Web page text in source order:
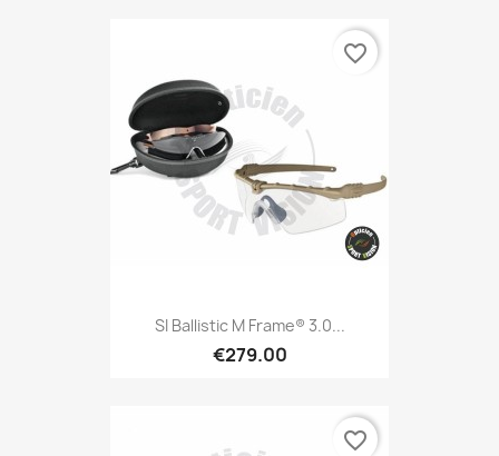
SI Ballistic M Frame® 3.0...
€279.00
favorite_border
favorite_border